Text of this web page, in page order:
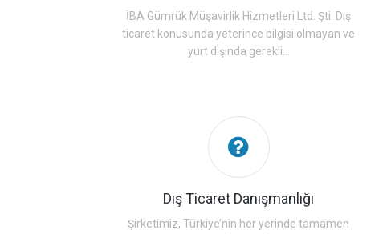
İBA Gümrük Müşavirlik Hizmetleri Ltd. Şti. Dış
ticaret konusunda yeterince bilgisi olmayan ve
yurt dışında gerekli...
Dış Ticaret Danışmanlığı
Şirketimiz, Türkiye’nin her yerinde tamamen